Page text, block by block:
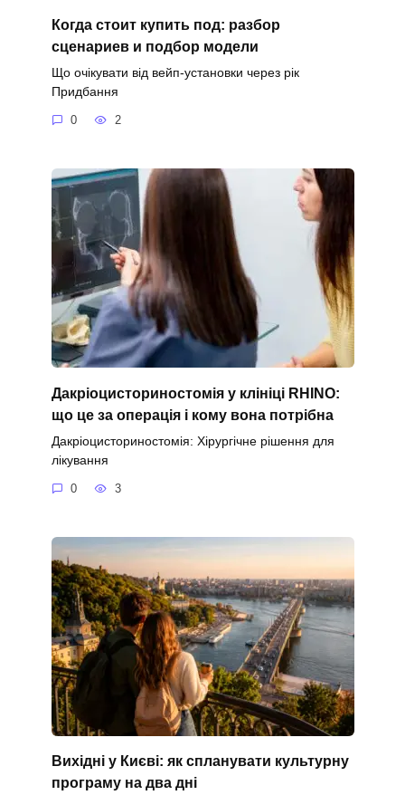
Когда стоит купить под: разбор
сценариев и подбор модели
Що очікувати від вейп-установки через рік
Придбання
0 2
Дакріоцисториностомія у клініці RHINO:
що це за операція і кому вона потрібна
Дакріоцисториностомія: Хірургічне рішення для
лікування
0 3
Вихідні у Києві: як спланувати культурну
програму на два дні